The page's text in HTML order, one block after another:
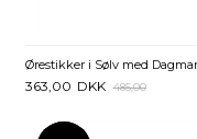
363,00 DKK 485,00